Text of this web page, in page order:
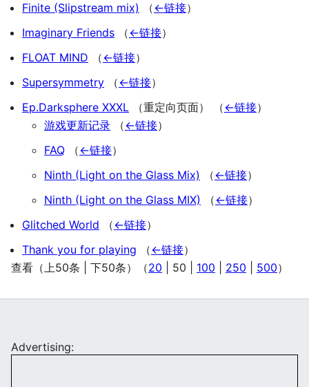
Finite (Slipstream mix)
（←链接）
Imaginary Friends
（←链接）
FLOAT MIND
（←链接）
Supersymmetry
（←链接）
Ep.Darksphere XXXL （重定向页面） （←链接）
游戏更新记录
（←链接）
FAQ
（←链接）
Ninth (Light on the Glass Mix)
（←链接）
Ninth (Light on the Glass MIX)
（←链接）
Glitched World
（←链接）
Thank you for playing
（←链接）
查看（上50条 下50条）（20 50 100 250 500）
Advertising: